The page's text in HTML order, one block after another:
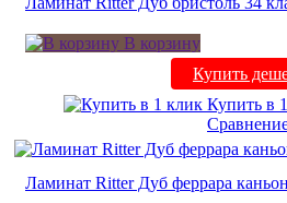
В корзину
Купить
Купить в
Ламинат Ritter Дуб феррара